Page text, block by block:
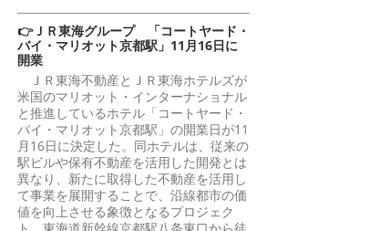
👉ＪＲ東海グループ 「コートヤード・
バイ・マリオット京都駅」11月16日に
開業
ＪＲ東海不動産とＪＲ東海ホテルズが
米国のマリオット・インターナショナル
と推進しているホテル「コートヤード・
バイ・マリオット京都駅」の開業日が11
月16日に決定した。同ホテルは、従来の
駅ビルや保有不動産を活用した開発とは
異なり、新たに取得した不動産を活用し
て事業を展開することで、沿線都市の価
値を向上させる象徴となるプロジェク